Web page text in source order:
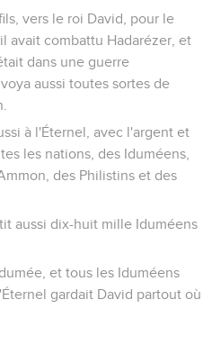
vers le roi David, pour le
avait combattu Hadarézer, et
dans une guerre
aussi toutes sortes de
à l'Éternel, avec l'argent et
les nations, des Iduméens,
des Philistins et des
aussi dix-huit mille Iduméens
et tous les Iduméens
gardait David partout où